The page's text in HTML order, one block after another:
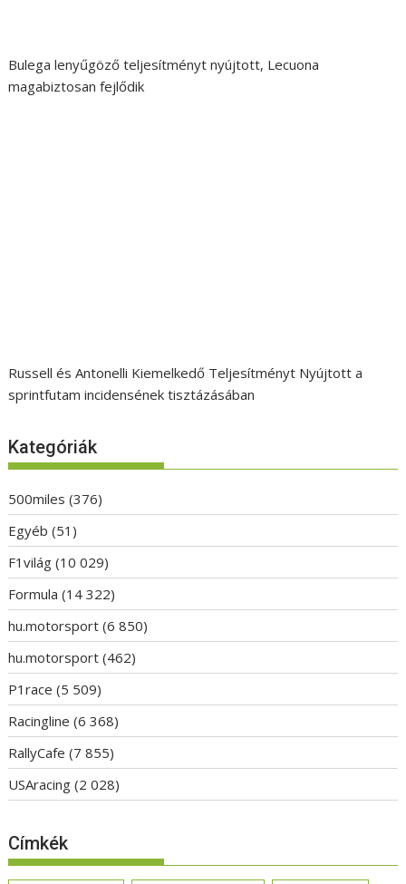
Bulega lenyűgöző teljesítményt nyújtott, Lecuona
magabiztosan fejlődik
Russell és Antonelli Kiemelkedő Teljesítményt Nyújtott a
sprintfutam incidensének tisztázásában
Kategóriák
500miles (376)
Egyéb (51)
F1világ (10 029)
Formula (14 322)
hu.motorsport (6 850)
hu.motorsport (462)
P1race (5 509)
Racingline (6 368)
RallyCafe (7 855)
USAracing (2 028)
Címkék